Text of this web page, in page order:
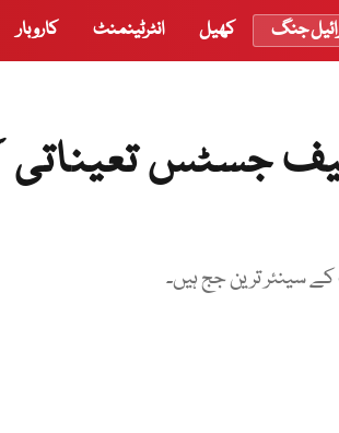
جنگ کھیل انٹرٹینمنٹ کاروبار
جسٹس تعیناتی